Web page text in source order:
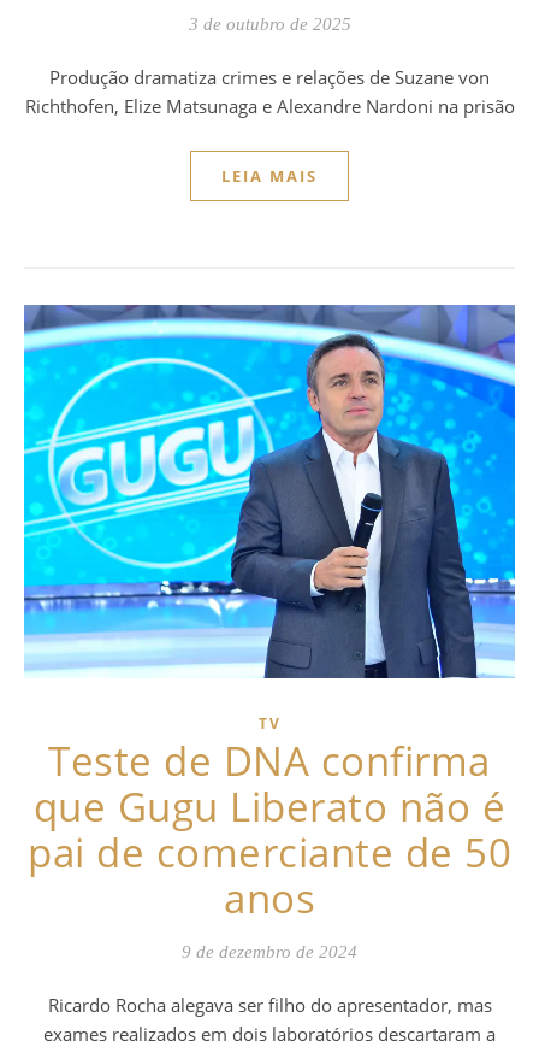
3 de outubro de 2025
Produção dramatiza crimes e relações de Suzane von
Richthofen, Elize Matsunaga e Alexandre Nardoni na prisão
LEIA MAIS
TV
Teste de DNA confirma
que Gugu Liberato não é
pai de comerciante de 50
anos
9 de dezembro de 2024
Ricardo Rocha alegava ser filho do apresentador, mas
exames realizados em dois laboratórios descartaram a